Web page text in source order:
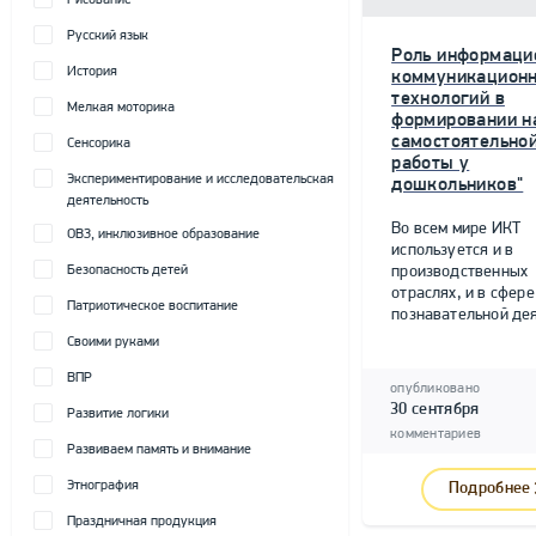
Русский язык
История
Мелкая моторика
Сенсорика
Экспериментирование и исследовательская
деятельность
ОВЗ, инклюзивное образование
Безопасность детей
Патриотическое воспитание
Своими руками
ВПР
Развитие логики
Развиваем память и внимание
Этнография
Праздничная продукция
Роль
технологий в
формировании
работы у
дошкольников"
Во всем мире ИКТ
используется и в
производственных
отраслях, и в сфере
познавательной
опубликовано
30 сентября
комментариев
Подробнее